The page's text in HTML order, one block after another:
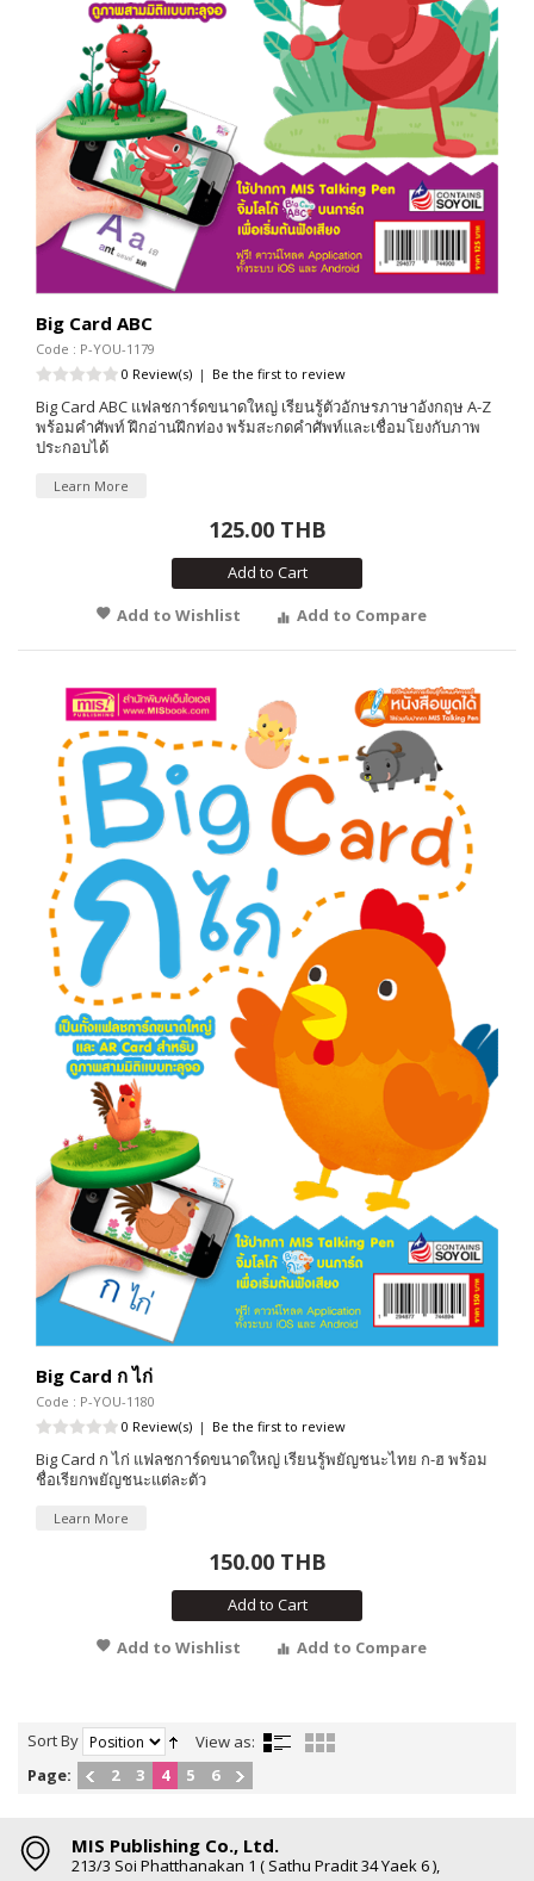
Big Card ABC
Code : P-YOU-1179
0 Review(s) | Be the first to review
Big Card ABC แฟลชการ์ดขนาดใหญ่ เรียนรู้ตัวอักษรภาษาอังกฤษ A-Z
พร้อมคำศัพท์ ฝึกอ่านฝึกท่อง พร้มสะกดคำศัพท์และเชื่อมโยงกับภาพ
ประกอบได้
Learn More
125.00 THB
Add to Cart
Add to Wishlist
Add to Compare
Big Card ก ไก่
Code : P-YOU-1180
0 Review(s) | Be the first to review
Big Card ก ไก่ แฟลชการ์ดขนาดใหญ่ เรียนรู้พยัญชนะไทย ก-ฮ พร้อม
ชื่อเรียกพยัญชนะแต่ละตัว
Learn More
150.00 THB
Add to Cart
Add to Wishlist
Add to Compare
Sort By
View as:
Page:
2 3 4 5 6
MIS Publishing Co., Ltd.
213/3 Soi Phatthanakan 1 ( Sathu Pradit 34 Yaek 6 ),